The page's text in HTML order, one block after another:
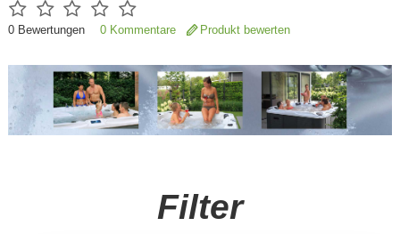
0Bewertungen 0 Kommentare Produkt bewerten
Filter